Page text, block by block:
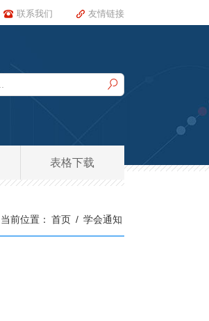
联系我们 友情链接
表格下载
当前位置： 首页 / 学会通知